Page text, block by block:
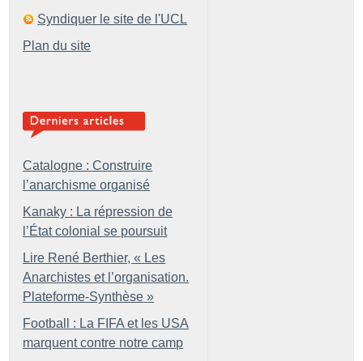
Syndiquer le site de l'UCL
Plan du site
Catalogne : Construire
l’anarchisme organisé
Kanaky : La répression de
l’État colonial se poursuit
Lire René Berthier, « Les
Anarchistes et l’organisation.
Plateforme-Synthèse »
Football : La FIFA et les USA
marquent contre notre camp